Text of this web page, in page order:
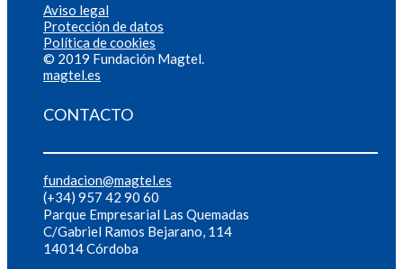
Aviso legal
Protección de datos
Política de cookies
© 2019 Fundación Magtel.
magtel.es
CONTACTO
fundacion@magtel.es
(+34) 957 42 90 60
Parque Empresarial Las Quemadas
C/Gabriel Ramos Bejarano, 114
14014 Córdoba